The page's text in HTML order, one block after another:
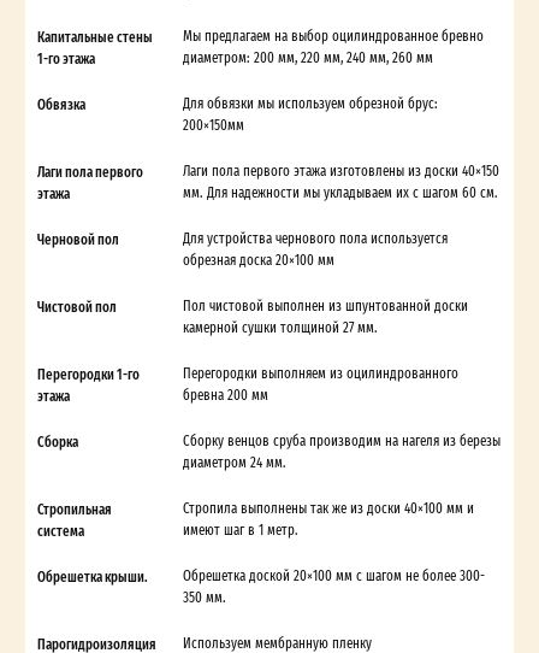
Капитальные стены
1-го этажа
Мы предлагаем на выбор оцилиндрованное бревно
диаметром: 200 мм, 220 мм, 240 мм, 260 мм
Обвязка
Для обвязки мы используем обрезной брус:
200×150мм
Лаги пола первого
этажа
Лаги пола первого этажа изготовлены из доски 40×150
мм. Для надежности мы укладываем их с шагом 60 см.
Черновой пол
Для устройства чернового пола используется
обрезная доска 20×100 мм
Чистовой пол
Пол чистовой выполнен из шпунтованной доски
камерной сушки толщиной 27 мм.
Перегородки 1-го
этажа
Перегородки выполняем из оцилиндрованного
бревна 200 мм
Сборка
Сборку венцов сруба производим на нагеля из березы
диаметром 24 мм.
Стропильная
система
Стропила выполнены так же из доски 40×100 мм и
имеют шаг в 1 метр.
Обрешетка крыши.
Обрешетка доской 20×100 мм с шагом не более 300-
350 мм.
Парогидроизоляция Используем мембранную пленку